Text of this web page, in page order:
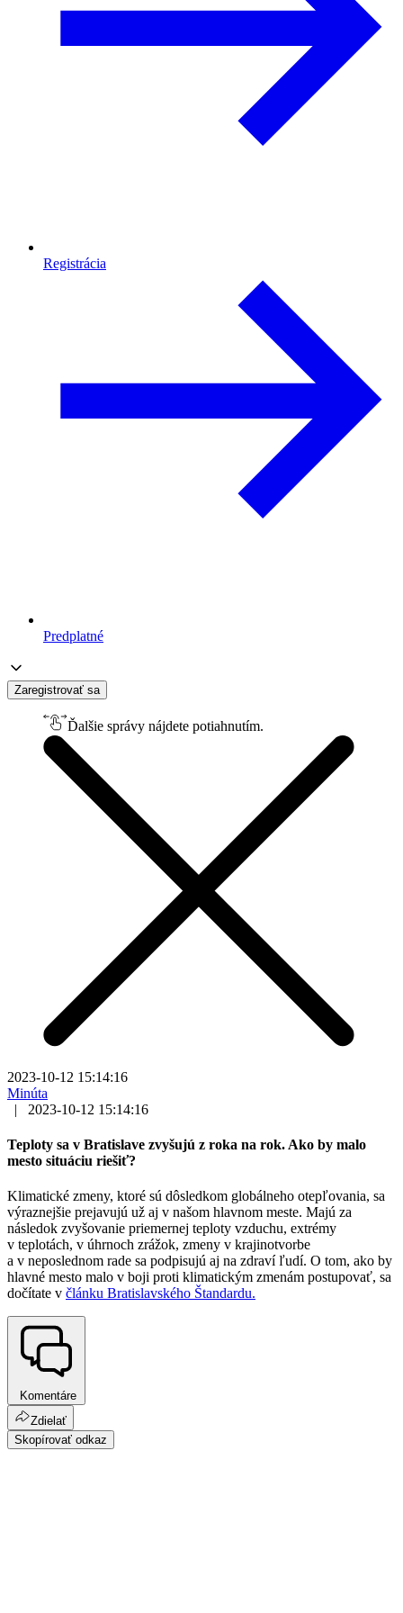
Registrácia
Predplatné
Zaregistrovať sa
Ďalšie správy nájdete potiahnutím.
2023-10-12 15:14:16
Minúta
|
2023-10-12 15:14:16
Teploty sa v Bratislave zvyšujú z roka na rok. Ako by malo
mesto situáciu riešiť?
Klimatické zmeny, ktoré sú dôsledkom globálneho otepľovania, sa
výraznejšie prejavujú už aj v našom hlavnom meste. Majú za
následok zvyšovanie priemernej teploty vzduchu, extrémy
v teplotách, v úhrnoch zrážok, zmeny v krajinotvorbe
a v neposlednom rade sa podpisujú aj na zdraví ľudí. O tom, ako by
hlavné mesto malo v boji proti klimatickým zmenám postupovať, sa
dočítate v článku Bratislavského Štandardu.
Komentáre
Zdielať
Skopírovať odkaz